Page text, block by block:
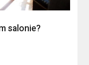
salonie?